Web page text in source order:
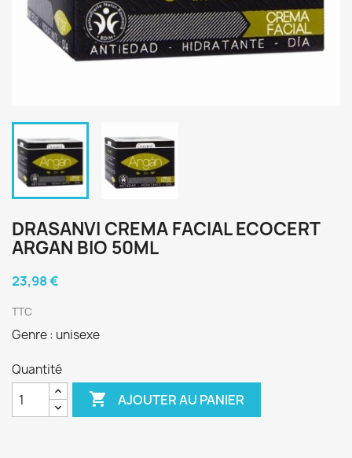
DRASANVI CREMA FACIAL ECOCERT
ARGAN BIO 50ML
23,98 €
TTC
Genre : unisexe
Quantité
 AJOUTER AU PANIER